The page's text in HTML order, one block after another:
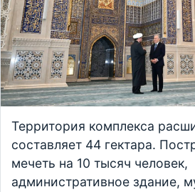
Территория комплекса
составляет 44 гектара.
мечеть на 10 тысяч человек,
административное здание,